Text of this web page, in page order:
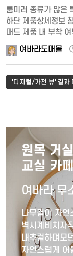
룸미러 종류가 많은
하단 제품상세정보
패드 제품 내 부착
한정 특가 세일중
여바라도매몰
'디지털/가전 뷰' 결과
원목 거
교실 카
여바라 무
나무결이 자
벽시계비치자
내추럴하며모
자연스럽게 어